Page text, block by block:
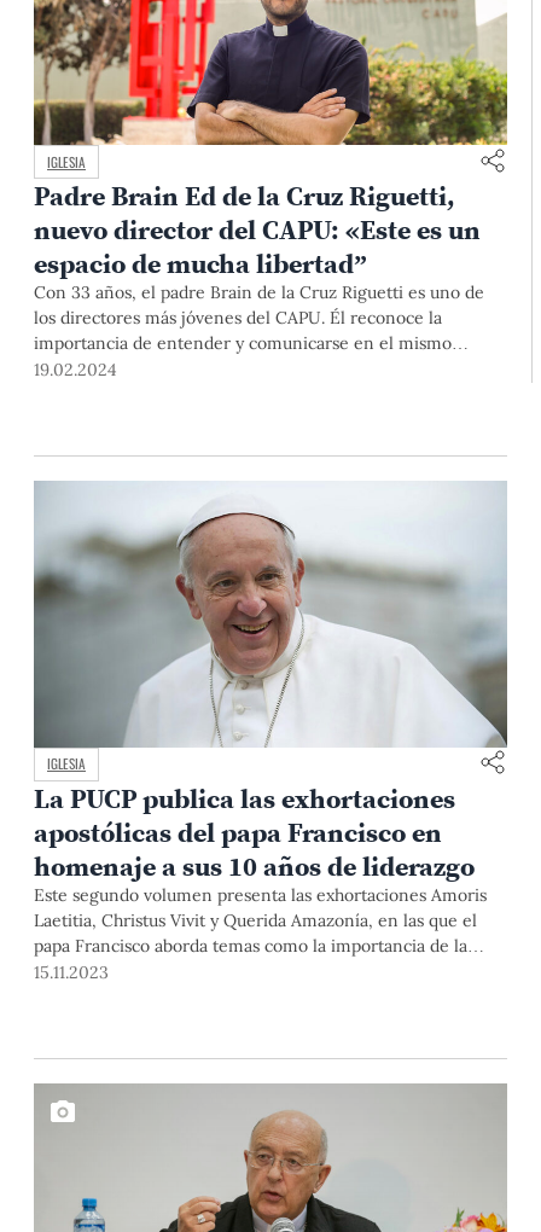
IGLESIA
Padre Brain Ed de la Cruz Riguetti,
nuevo director del CAPU: «Este es un
espacio de mucha libertad”
Con 33 años, el padre Brain de la Cruz Riguetti es uno de
los directores más jóvenes del CAPU. Él reconoce la
importancia de entender y comunicarse en el mismo
lenguaje que usan los estudiantes -quizá por eso escucha
19.02.2024
IGLESIA
La PUCP publica las exhortaciones
apostólicas del papa Francisco en
homenaje a sus 10 años de liderazgo
Este segundo volumen presenta las exhortaciones Amoris
Laetitia, Christus Vivit y Querida Amazonía, en las que el
papa Francisco aborda temas como la importancia de la
familia, el rol de la juventud y la conservación de la
15.11.2023